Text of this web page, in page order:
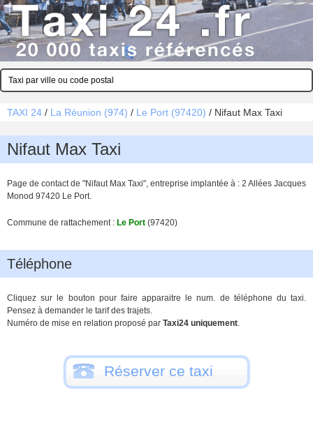
TAXI 24 / La Réunion (974) / Le Port (97420) / Nifaut Max Taxi
Nifaut Max Taxi
Page de contact de "Nifaut Max Taxi", entreprise implantée à : 2 Allées Jacques
Monod 97420 Le Port.
Commune de rattachement : Le Port (97420)
Téléphone
Cliquez sur le bouton pour faire apparaitre le num. de téléphone du taxi.
Pensez à demander le tarif des trajets.
Numéro de mise en relation proposé par Taxi24 uniquement.
Réserver ce taxi